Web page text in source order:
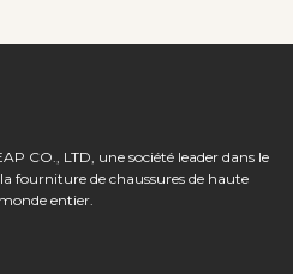
CO., LTD, une société leader dans le
fourniture de chaussures de haute
entier.